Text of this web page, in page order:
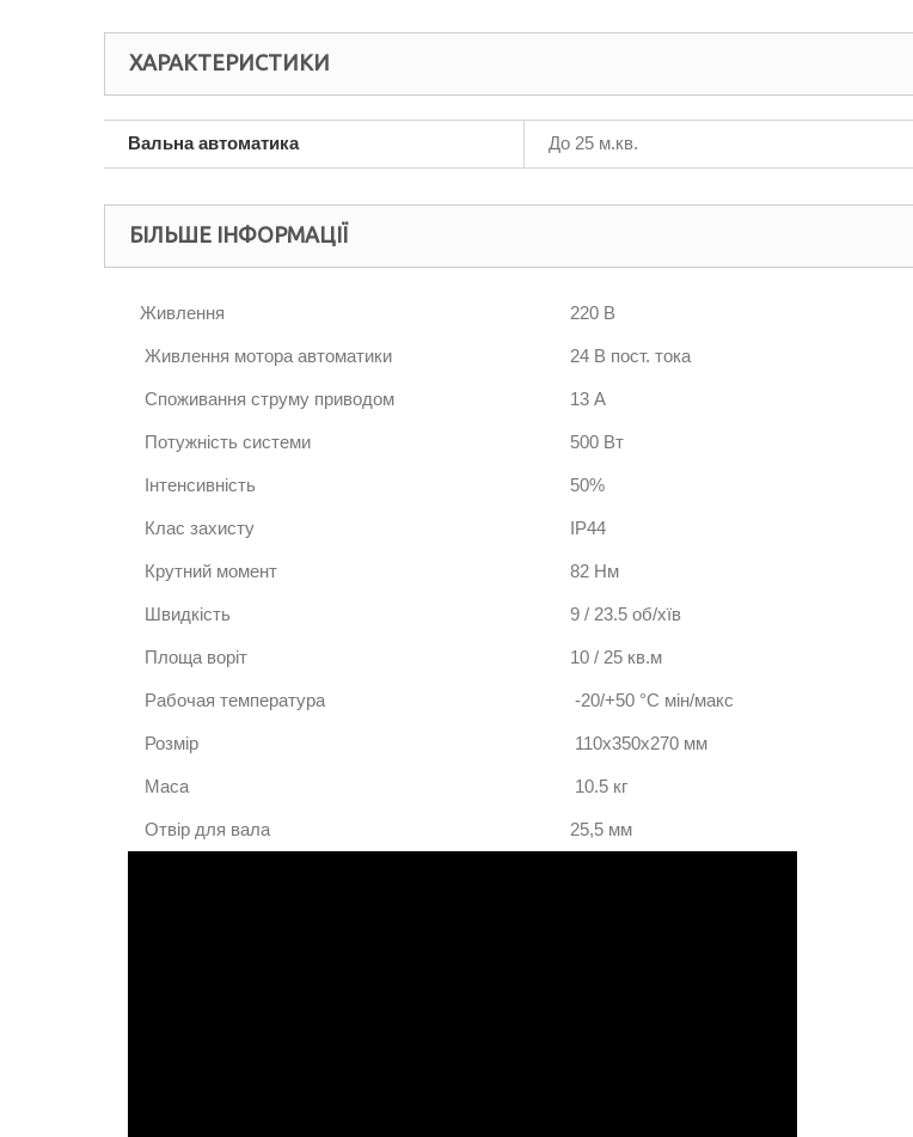
ХАРАКТЕРИСТИКИ
Вальна автоматика До 25 м.кв.
БІЛЬШЕ ІНФОРМАЦІЇ
Живлення 220 В
Живлення мотора автоматики 24 В пост. тока
Споживання струму приводом 13 А
Потужність системи 500 Вт
Інтенсивність 50%
Клас захисту IP44
Крутний момент 82 Нм
Швидкість 9 / 23.5 об/хїв
Площа воріт 10 / 25 кв.м
Рабочая температура -20/+50 °С мін/макс
Розмір 110х350х270 мм
Маса 10.5 кг
Отвір для вала 25,5 мм